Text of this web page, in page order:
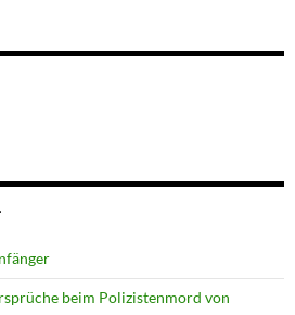
beim Polizistenmord von